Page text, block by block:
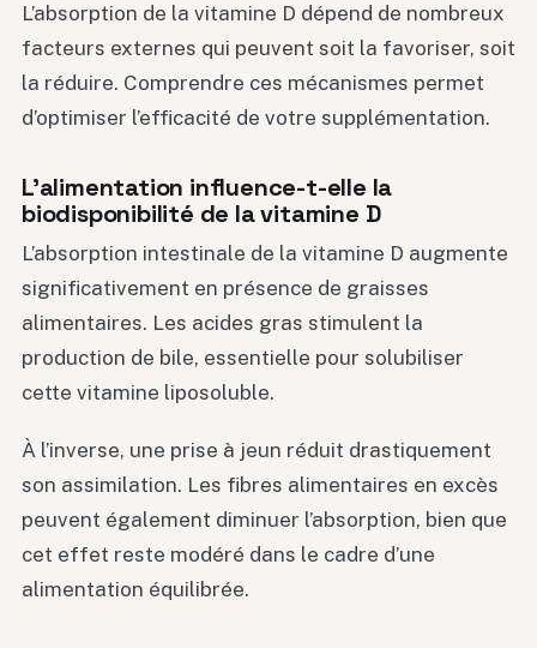
L’absorption de la vitamine D dépend de nombreux
facteurs externes qui peuvent soit la favoriser, soit
la réduire. Comprendre ces mécanismes permet
d’optimiser l’efficacité de votre supplémentation.
L’alimentation influence-t-elle la
biodisponibilité de la vitamine D
L’absorption intestinale de la vitamine D augmente
significativement en présence de graisses
alimentaires. Les acides gras stimulent la
production de bile, essentielle pour solubiliser
cette vitamine liposoluble.
À l’inverse, une prise à jeun réduit drastiquement
son assimilation. Les fibres alimentaires en excès
peuvent également diminuer l’absorption, bien que
cet effet reste modéré dans le cadre d’une
alimentation équilibrée.